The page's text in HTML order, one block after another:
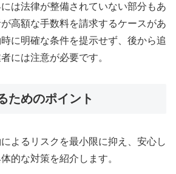
は法律が整備されていない部分もあ
高額な手数料を請求するケースがあ
に明確な条件を提示せず、後から追
には注意が必要です。
ためのポイント
よるリスクを最小限に抑え、安心し
的な対策を紹介します。